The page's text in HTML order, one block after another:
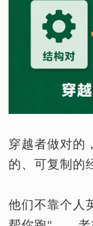
穿越者做对的
的、可复制的
他们不靠个人